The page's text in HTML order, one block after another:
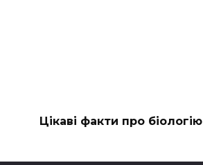
Цікаві факти про біологію